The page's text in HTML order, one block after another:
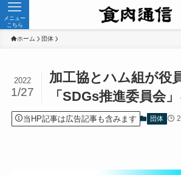
メニュー
こちら
ホーム 団体
加工協とハム組が役
「SDGs推進委員会
2022
1/27
当HP記事は広告記事も含みます 団体